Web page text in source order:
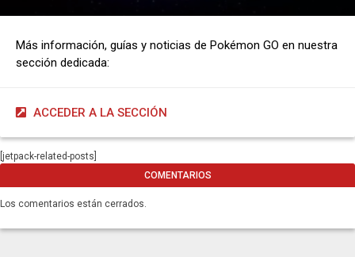
Más información, guías y noticias de Pokémon GO en nuestra
sección dedicada:
ACCEDER A LA SECCIÓN
[jetpack-related-posts]
COMENTARIOS
Los comentarios están cerrados.